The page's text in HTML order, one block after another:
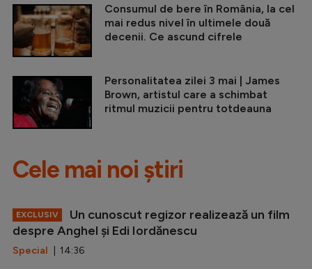
Consumul de bere în România, la cel
mai redus nivel în ultimele două
decenii. Ce ascund cifrele
Personalitatea zilei 3 mai | James
Brown, artistul care a schimbat
ritmul muzicii pentru totdeauna
Cele mai noi știri
EXCLUSIV
Un cunoscut regizor realizează un film
despre Anghel și Edi Iordănescu
Special | 14:36